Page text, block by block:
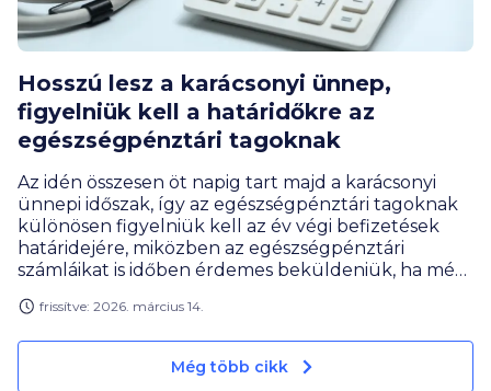
Hosszú lesz a karácsonyi ünnep,
figyelniük kell a határidőkre az
egészségpénztári tagoknak
Az idén összesen öt napig tart majd a karácsonyi
ünnepi időszak, így az egészségpénztári tagoknak
különösen figyelniük kell az év végi befizetések
határidejére, miközben az egészségpénztári
számláikat is időben érdemes beküldeniük, ha még
ellenértékéhez – hívja fel a figyelmet Gergely
vége ugyanakkor a belépési, illetve befizetést
ösztönző kampányok időszaka is az
frissítve: 2026. március 14.
Még több cikk